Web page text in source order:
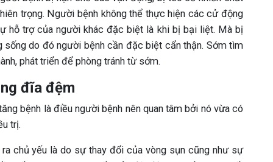
trọng. Người bệnh không thể thực hiện các cử động
hỗ trợ của người khác đặc biệt là khi bị bại liệt. Mà bị
do đó người bệnh cần đặc biệt cẩn thận. Sớm tìm
phát triển để phòng tránh từ sớm.
đĩa đệm
bệnh là điều người bệnh nên quan tâm bởi nó vừa có
trị.
chủ yếu là do sự thay đổi của vòng sụn cũng như sự